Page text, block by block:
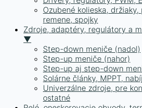
Ozubené kolieska, držiaky,
remene, spojky
Zdroje, adaptéry, regulátory a
▼
Step-down meniče (nadol)
Step-up meniče (nahor)
Step-up aj step-down
Solárne články, MPPT,
Univerzálne zdroje, pre
ostatné